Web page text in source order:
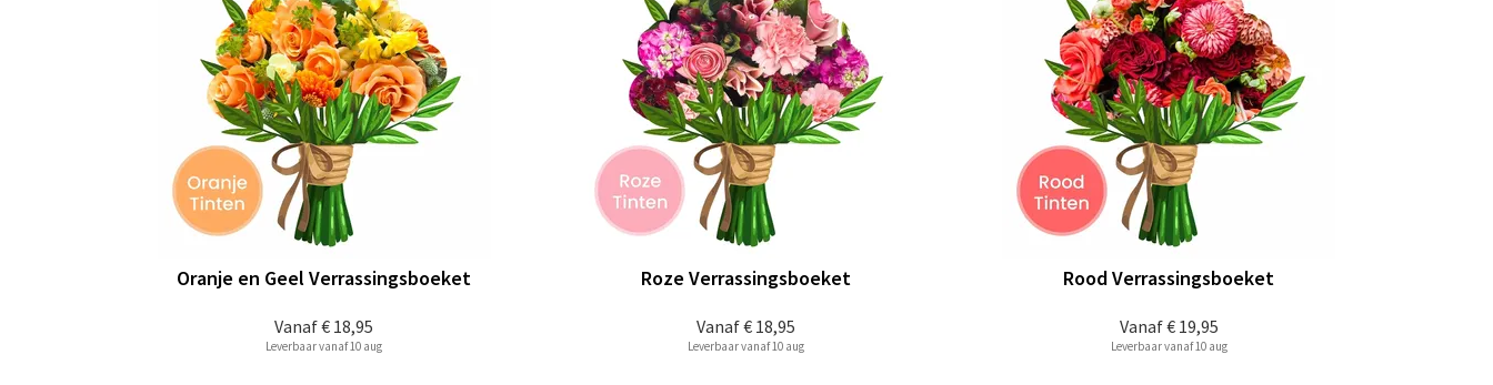
Vanaf€ 18,95
Oranje en Geel Verrassingsboeket
Leverbaar vanaf 10 aug
Vanaf€ 18,95
Roze Verrassingsboeket
Leverbaar vanaf 10 aug
Vanaf€ 19,95
Rood Verrassingsboeket
Leverbaar vanaf 10 aug